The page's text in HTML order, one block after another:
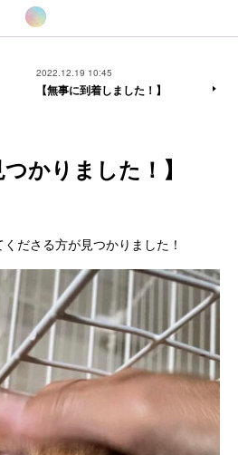
2022.12.19 10:45
【無事に到着しました！】
かりました！】
ださる方が見つかりました！